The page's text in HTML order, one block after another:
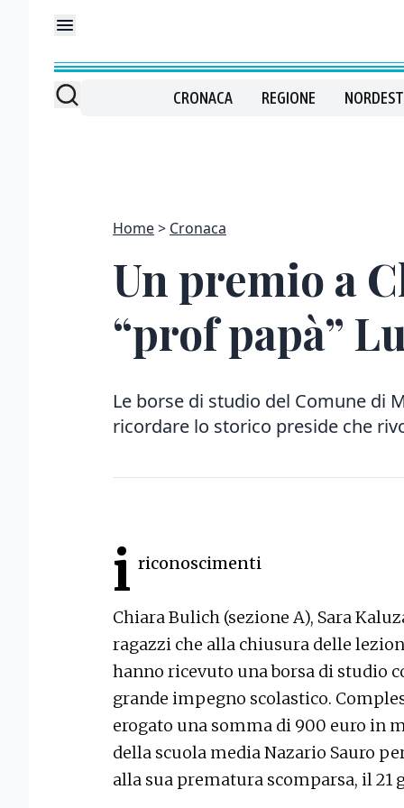
CRONACA REGIONE NORDEST
Home Cronaca
Un premio a
“prof papà”
Le borse di studio del Comune di
ricordare lo storico preside che
i riconoscimenti
Chiara Bulich (sezione A), Sara
ragazzi che alla chiusura delle
hanno ricevuto una borsa di studio
grande impegno scolastico.
erogato una somma di 900 euro in
della scuola media Nazario Sauro
alla sua prematura scomparsa, il 21